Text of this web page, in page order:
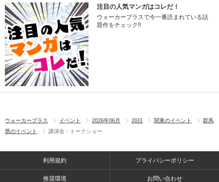
注目の人気マンガはコレだ！
ウォーカープラスで今一番読まれている話
題作をチェック!!
ウォーカープラス イベント 2026年06月 20日 関東のイベント
群馬
県のイベント
講演会・トークショー
利用規約 プライバシーポリシー
推奨環境 お問い合わせ